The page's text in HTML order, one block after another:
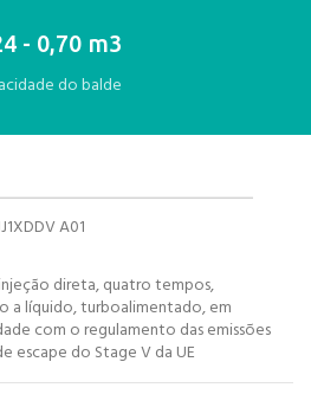
- 0,70 m3
do balde
A01
direta, quatro tempos,
a líquido, turboalimentado, em
com o regulamento das emissões
escape do Stage V da UE